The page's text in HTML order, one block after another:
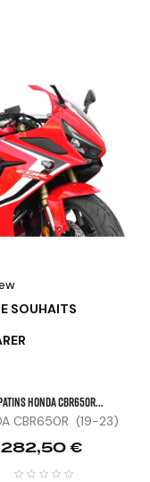
SOUHAITS
HONDA CBR650R...
CBR650R (19-23)
Prix
282,50 €